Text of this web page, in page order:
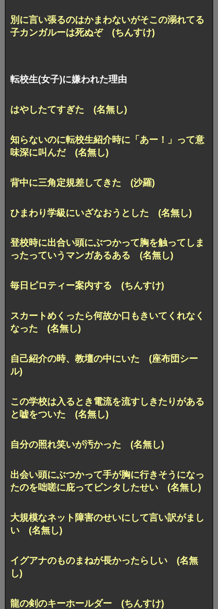
別に言い張るのはかまわないがそこの溺れてる
子カンガルーは死ぬぞ (ちんすけ)
転校生(女子)に嫌われた理由
はやしたてすぎた (名無し)
知らないのに転校生紹介時に「あー！」って意
味深に叫んだ (名無し)
背中に三角定規差してきた (沙羅)
ひまわり学級にいざなおうとした (名無し)
登校時に出合い頭にぶつかって胸を触ってしま
ったっていうマンガあるある (名無し)
毎日ピロティー案内する (ちんすけ)
スカートめくったら何故か口もきいてくれなく
なった (名無し)
自己紹介の時、教壇の中にいた (座布団シー
ル)
この学校は入るとき電流を流すしきたりがある
と嘘をついた (名無し)
自分の照れ笑いが汚かった (名無し)
出会い頭にぶつかって手が胸に行きそうになっ
たのを咄嗟に庇ってビンタしたせい (名無し)
大規模なネット障害のせいにして言い訳がまし
い (名無し)
イグアナのものまねが長かったらしい (名無
し)
龍の剣のキーホールダー (ちんすけ)